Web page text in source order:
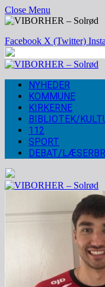
Close Menu
Facebook X (Twitter)
NYHEDER
KOMMUNE
KIRKERNE
BIBLIOTEK/
112
SPORT
DEBAT/